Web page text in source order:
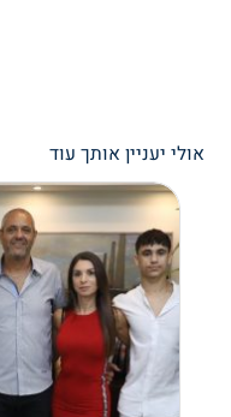
אולי יעניין אותך עוד